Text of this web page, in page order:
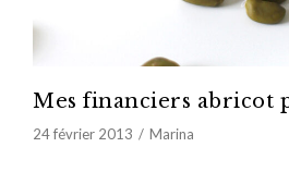
Mes financiers abricot
24 février 2013 Marina